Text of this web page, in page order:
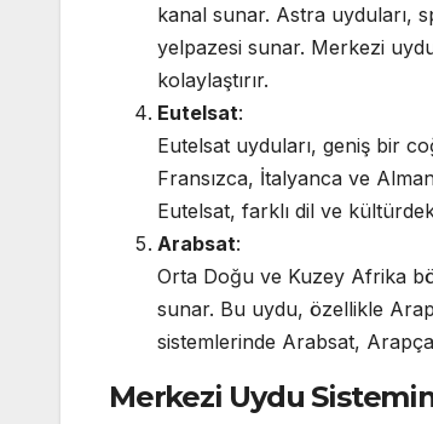
kanal sunar. Astra uyduları,
yelpazesi sunar. Merkezi
kolaylaştırır.
Eutelsat:
Eutelsat uyduları, geniş bir
Fransızca, İtalyanca ve
Eutelsat, farklı dil ve
Arabsat:
Orta Doğu ve Kuzey Afrika
sunar. Bu uydu, özellikle
sistemlerinde Arabsat,
Merkezi Uydu